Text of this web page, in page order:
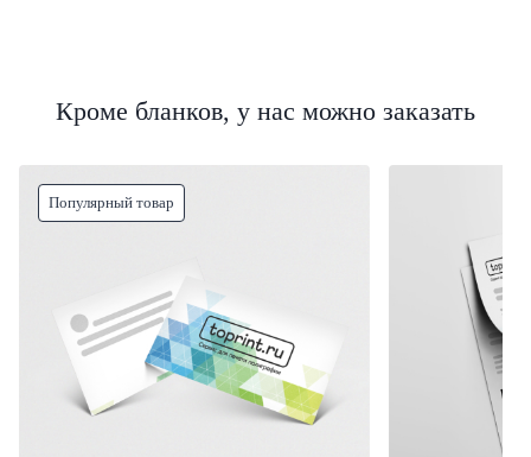
Кроме бланков, у нас можно заказать
Популярный товар